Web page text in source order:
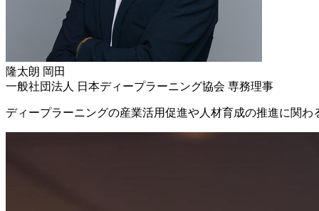
隆太朗 岡田
一般社団法人 日本ディープラーニング協会 専務理事
ディープラーニングの産業活用促進や人材育成の推進に関わ